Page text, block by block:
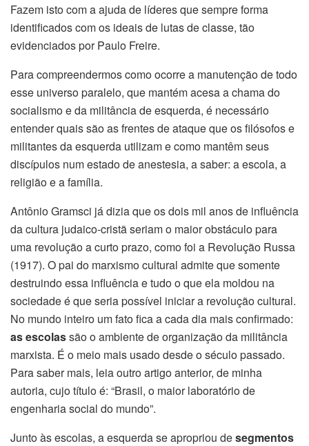
Fazem isto com a ajuda de líderes que sempre forma
identificados com os ideais de lutas de classe, tão
evidenciados por Paulo Freire.
Para compreendermos como ocorre a manutenção de todo
esse universo paralelo, que mantém acesa a chama do
socialismo e da militância de esquerda, é necessário
entender quais são as frentes de ataque que os filósofos e
militantes da esquerda utilizam e como mantêm seus
discípulos num estado de anestesia, a saber: a escola, a
religião e a família.
Antônio Gramsci já dizia que os dois mil anos de influência
da cultura judaico-cristã seriam o maior obstáculo para
uma revolução a curto prazo, como foi a Revolução Russa
(1917). O pai do marxismo cultural admite que somente
destruindo essa influência e tudo o que ela moldou na
sociedade é que seria possível iniciar a revolução cultural.
No mundo inteiro um fato fica a cada dia mais confirmado:
as escolassão o ambiente de organização da militância
marxista. É o meio mais usado desde o século passado.
Para saber mais, leia outro artigo anterior, de minha
autoria, cujo título é: “Brasil, o maior laboratório de
engenharia social do mundo”.
Junto às escolas, a esquerda se apropriou desegmentos